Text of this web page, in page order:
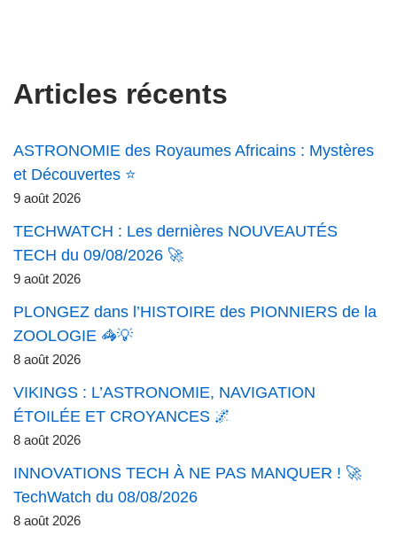
Articles récents
ASTRONOMIE des Royaumes Africains : Mystères
et Découvertes ⭐
9 août 2026
TECHWATCH : Les dernières NOUVEAUTÉS
TECH du 09/08/2026 🚀
9 août 2026
PLONGEZ dans l’HISTOIRE des PIONNIERS de la
ZOOLOGIE 🦓💡
8 août 2026
VIKINGS : L’ASTRONOMIE, NAVIGATION
ÉTOILÉE ET CROYANCES 🌌
8 août 2026
INNOVATIONS TECH À NE PAS MANQUER ! 🚀
TechWatch du 08/08/2026
8 août 2026